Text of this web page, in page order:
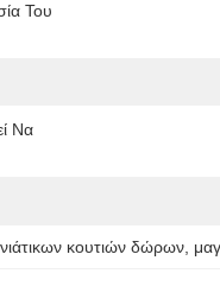
Του
Να
κουτιών δώρων